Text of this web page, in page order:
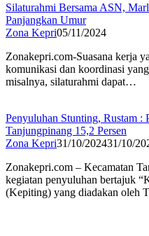
Silaturahmi Bersama ASN,
Panjangkan Umur
Zona Kepri05/11/2024
Zonakepri.com-Suasana kerja
komunikasi dan koordinasi
misalnya, silaturahmi dapat…
Penyuluhan Stunting, Rustam :
Tanjungpinang 15,2 Persen
Zona Kepri31/10/202431/10/
Zonakepri.com – Kecamatan
kegiatan penyuluhan bertajuk
(Kepiting) yang diadakan oleh